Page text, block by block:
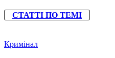
СТАТТІ ПО ТЕМІ
Кримінал